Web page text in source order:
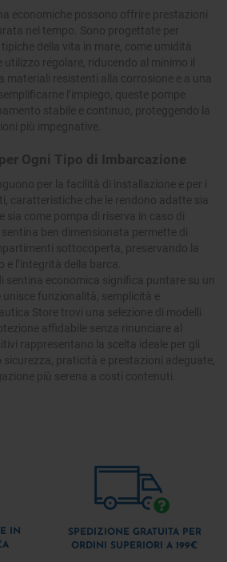
economiche possono offrire prestazioni
nel tempo. Sono progettate per
della vita in mare, come umidità
regolare, riducendo al minimo il
materiali resistenti alla corrosione e a una
l’impiego, queste pompe
stabile e continuo, proteggendo la
più impegnative.
Ogni Tipo di Imbarcazione
per la facilità di installazione e per i
caratteristiche che le rendono adatte sia
come pompa di riserva in caso di
ben dimensionata permette di
sottocoperta, preservando la
e l’integrità della barca.
sentina economica significa puntare su un
funzionalità, semplicità e
Store trovi una selezione di modelli
affidabile senza rinunciare al
rappresentano la scelta ideale per gli
praticità e prestazioni adeguate,
più serena a costi contenuti.
IN
SPEDIZIONE GRATUITA PER
ORDINI SUPERIORI A 199€